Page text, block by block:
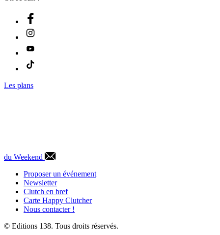
Les plans
du Weekend
Proposer un événement
Newsletter
Clutch en bref
Carte Happy Clutcher
Nous contacter !
© Editions 138. Tous droits réservés.